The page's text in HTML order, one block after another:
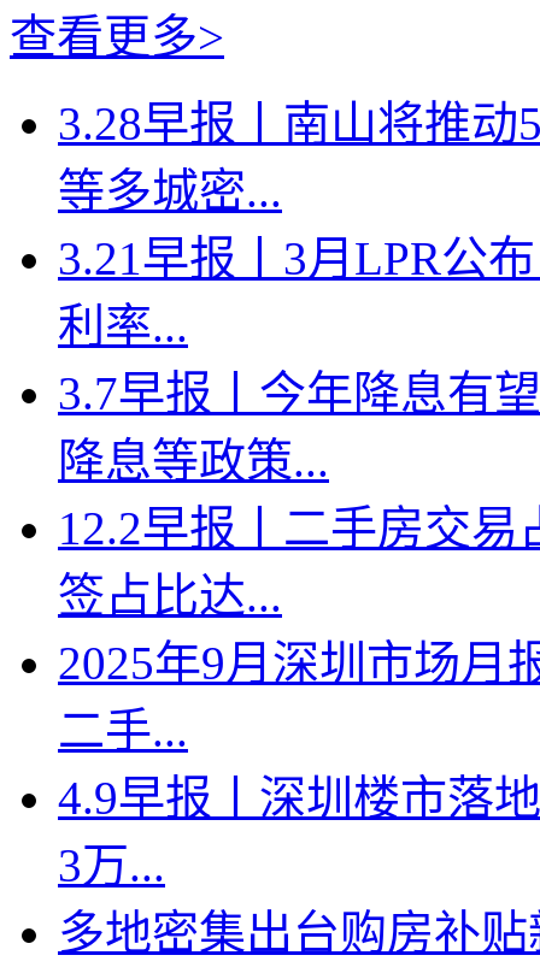
查看更多>
3.28早报丨南山将推
等多城密...
3.21早报丨3月LPR公
利率...
3.7早报丨今年降息有
降息等政策...
12.2早报丨二手房交
签占比达...
2025年9月深圳市场月
二手...
4.9早报丨深圳楼市落
3万...
多地密集出台购房补